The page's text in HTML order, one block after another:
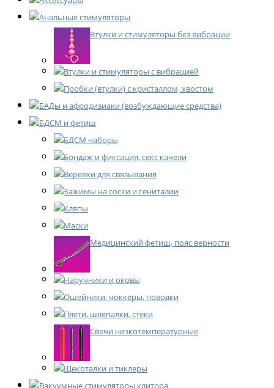
Анальные стимуляторы
Втулки и стимуляторы без вибрации
Втулки и стимуляторы с вибрацией
Пробки (втулки) с кристаллом, хвостом
БАДы и афродизиаки (возбуждающие средства)
БДСМ и фетиш
БДСМ наборы
Бондаж и фиксация, секс качели
Веревки для связывания
Зажимы на соски и гениталии
Кляпы
Маски
Медицинский фетиш, пояс верности
Наручники и оковы
Ошейники, чоккеры, поводки
Плети, шлепалки, стеки
Свечи низкотемпературные
Щекоталки и тиклеры
Вакуумные стимуляторы клитора